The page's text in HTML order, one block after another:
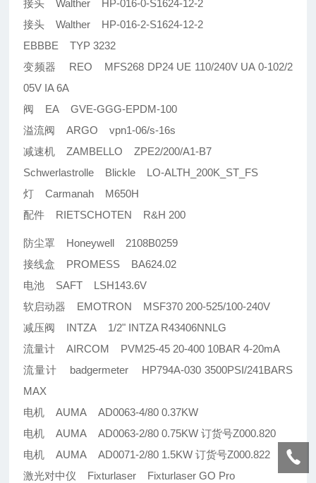
接头 Walther HP-016-0-S1624-12-2
接头 Walther HP-016-2-S1624-12-2
EBBBE TYP 3232
变频器 REO MFS268 DP24 UE 110/240V UA 0-102/2
05V IA 6A
阀 EA GVE-GGG-EPDM-100
溢流阀 ARGO vpn1-06/s-16s
减速机 ZAMBELLO ZPE2/200/A1-B7
Schwerlastrolle Blickle LO-ALTH_200K_ST_FS
灯 Carmanah M650H
配件 RIETSCHOTEN R&H 200
防尘罩 Honeywell 2108B0259
接线盒 PROMESS BA624.02
电池 SAFT LSH143.6V
软启动器 EMOTRON MSF370 200-525/100-240V
减压阀 INTZA 1/2" INTZA R43406NNLG
流量计 AIRCOM PVM25-45 20-400 10BAR 4-20mA
流量计 badgermeter HP794A-030 3500PSI/241BARS
MAX
电机 AUMA AD0063-4/80 0.37KW
电机 AUMA AD0063-2/80 0.75KW 订货号Z000.820
电机 AUMA AD0071-2/80 1.5KW 订货号Z000.822
激光对中仪 Fixturlaser Fixturlaser GO Pro